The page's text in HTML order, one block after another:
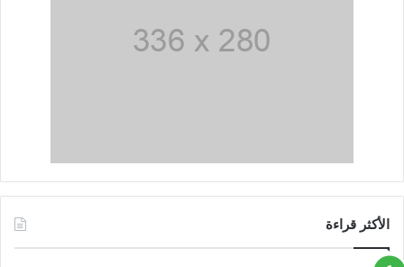
الأكثر قراءة